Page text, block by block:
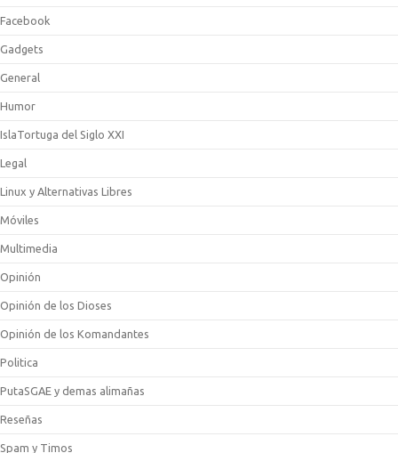
Facebook
Gadgets
General
Humor
IslaTortuga del Siglo XXI
Legal
Linux y Alternativas Libres
Móviles
Multimedia
Opinión
Opinión de los Dioses
Opinión de los Komandantes
Politica
PutaSGAE y demas alimañas
Reseñas
Spam y Timos